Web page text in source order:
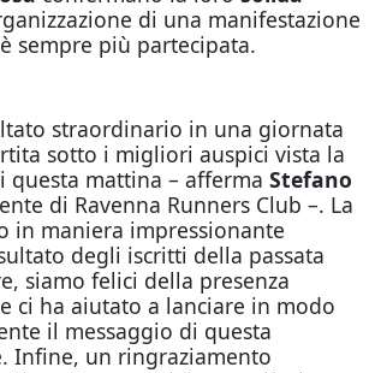
di una manifestazione
sempre più partecipata.
straordinario in una giornata
sotto i migliori auspici vista la
mattina – afferma Stefano
di Ravenna Runners Club –. La
in maniera impressionante
degli iscritti della passata
siamo felici della presenza
ci ha aiutato a lanciare in modo
il messaggio di questa
Infine, un ringraziamento